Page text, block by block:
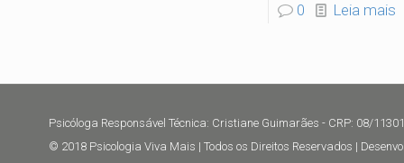
0 Leia mais
Psicóloga Responsável Técnica: Cristiane Guimarães - CRP: 08/11301
© 2018 Psicologia Viva Mais | Todos os Direitos Reservados |